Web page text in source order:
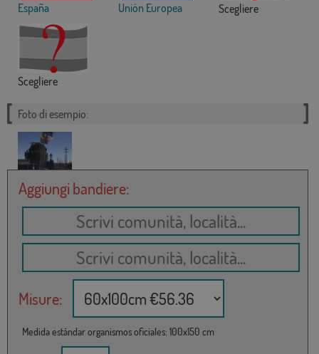
España Unión Europea Scegliere
Scegliere
Foto di esempio:
Aggiungi bandiere:
Misure:
Medida estándar organismos oficiales: 100x150 cm